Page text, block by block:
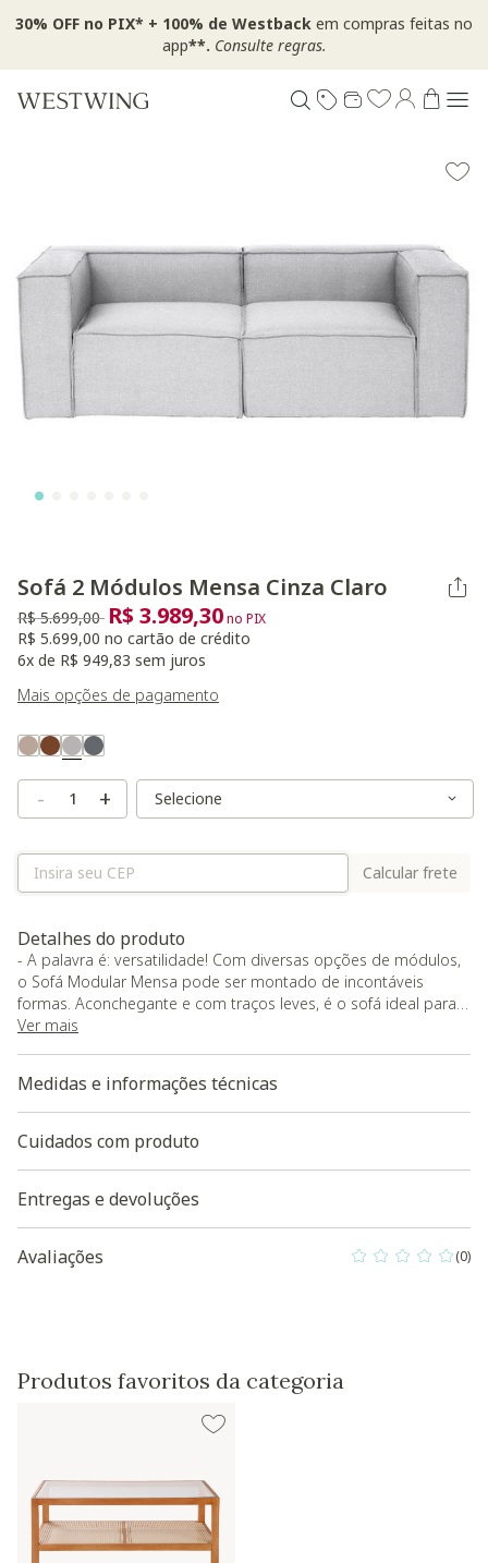
30% OFF no PIX* + 100% de Westback em compras feitas no
app**. Consulte regras.
Sofá 2 Módulos Mensa Cinza Claro
Preço reduzido de
R$ 5.699,00 para
R$ 3.989,30no PIX
R$ 5.699,00 no cartão de crédito
6x de R$ 949,83 sem juros
Mais opções de pagamento
Variant Real Color
Selected
- + Variant Size
Variant Size
Calcular frete
Detalhes do produto
- A palavra é: versatilidade! Com diversas opções de módulos,
o Sofá Modular Mensa pode ser montado de incontáveis
formas. Aconchegante e com traços leves, é o sofá ideal para
pequenos e grandes espaços;
- As almofadas são vendidas separadamente;
- Garantia do fornecedor de 180 dias contra defeitos de
fabricação;
- Carga máxima suportada: 110 kg/ assento;
- As cores podem apresentar pequenas variações devido ao
Baixe aqui a modelagem 3D do produto
Ver mais
Medidas e informações técnicas
Cuidados com produto
Entregas e devoluções
Avaliações 0 out of 5 (0)
Produtos favoritos da categoria